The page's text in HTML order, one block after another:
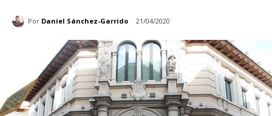
Por Daniel Sánchez-Garrido 21/04/2020